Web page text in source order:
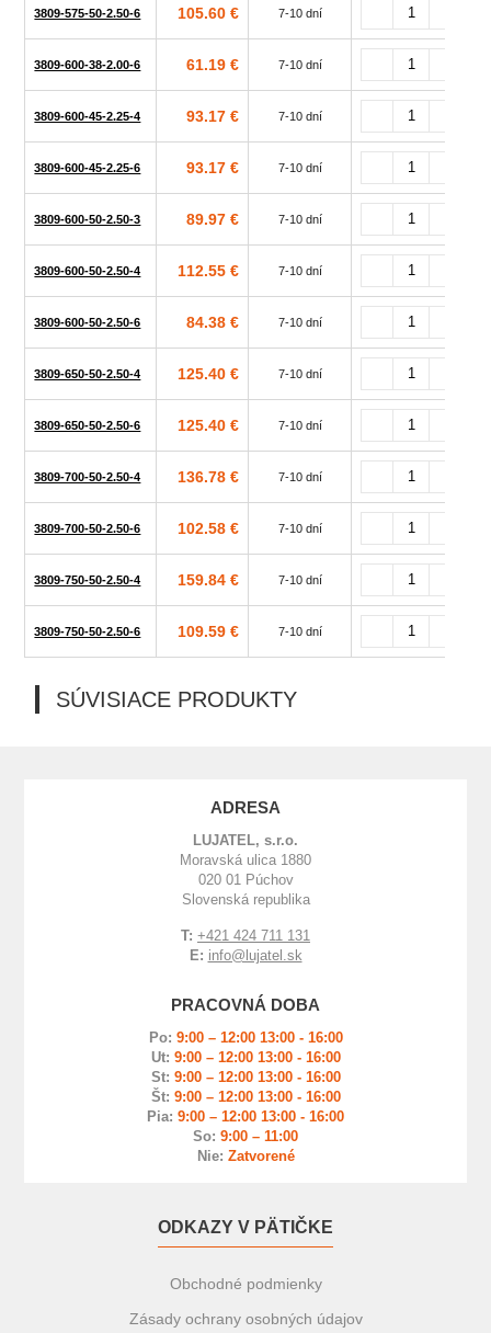
3809-575-50-2.50-6 105.60 € 7-10 dní
3809-600-38-2.00-6 61.19 € 7-10 dní
3809-600-45-2.25-4 93.17 € 7-10 dní
3809-600-45-2.25-6 93.17 € 7-10 dní
3809-600-50-2.50-3 89.97 € 7-10 dní
3809-600-50-2.50-4 112.55 € 7-10 dní
3809-600-50-2.50-6 84.38 € 7-10 dní
3809-650-50-2.50-4 125.40 € 7-10 dní
3809-650-50-2.50-6 125.40 € 7-10 dní
3809-700-50-2.50-4 136.78 € 7-10 dní
3809-700-50-2.50-6 102.58 € 7-10 dní
3809-750-50-2.50-4 159.84 € 7-10 dní
3809-750-50-2.50-6 109.59 € 7-10 dní
SÚVISIACE PRODUKTY
ADRESA
LUJATEL, s.r.o.
Moravská ulica 1880
020 01 Púchov
Slovenská republika
T: +421 424 711 131
E: info@lujatel.sk
PRACOVNÁ DOBA
Po: 9:00 – 12:00 13:00 - 16:00
Ut: 9:00 – 12:00 13:00 - 16:00
St: 9:00 – 12:00 13:00 - 16:00
Št: 9:00 – 12:00 13:00 - 16:00
Pia: 9:00 – 12:00 13:00 - 16:00
So: 9:00 – 11:00
Nie: Zatvorené
ODKAZY V PÄTIČKE
Obchodné podmienky
Zásady ochrany osobných údajov